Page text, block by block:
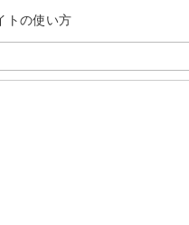
トの使い方